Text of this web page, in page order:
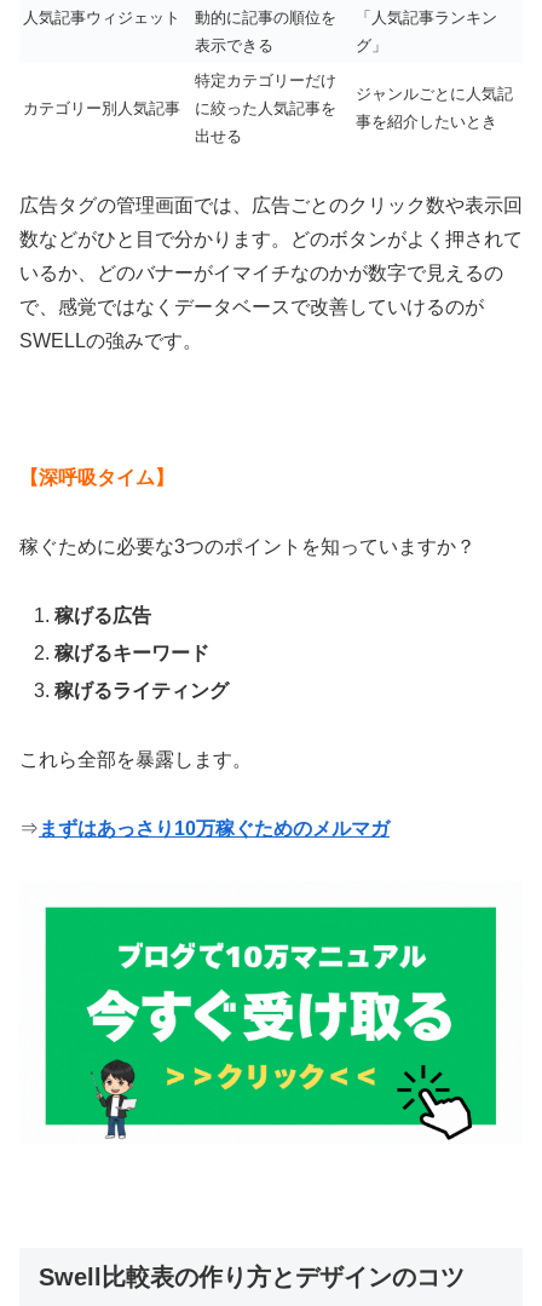
人気記事ウィジェット
動的に記事の順位を
表示できる
「人気記事ランキン
グ」
カテゴリー別人気記事
特定カテゴリーだけ
に絞った人気記事を
出せる
ジャンルごとに人気記
事を紹介したいとき
広告タグの管理画面では、広告ごとのクリック数や表示回
数などがひと目で分かります。どのボタンがよく押されて
いるか、どのバナーがイマイチなのかが数字で見えるの
で、感覚ではなくデータベースで改善していけるのが
SWELLの強みです。
【深呼吸タイム】
稼ぐために必要な3つのポイントを知っていますか？
稼げる広告
稼げるキーワード
稼げるライティング
これら全部を暴露します。
⇒ まずはあっさり10万稼ぐためのメルマガ
Swell比較表の作り方とデザインのコツ